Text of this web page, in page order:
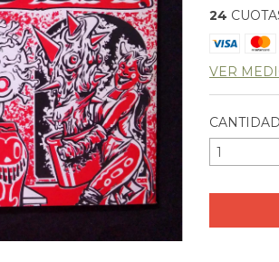
24
VER
CANTIDAD